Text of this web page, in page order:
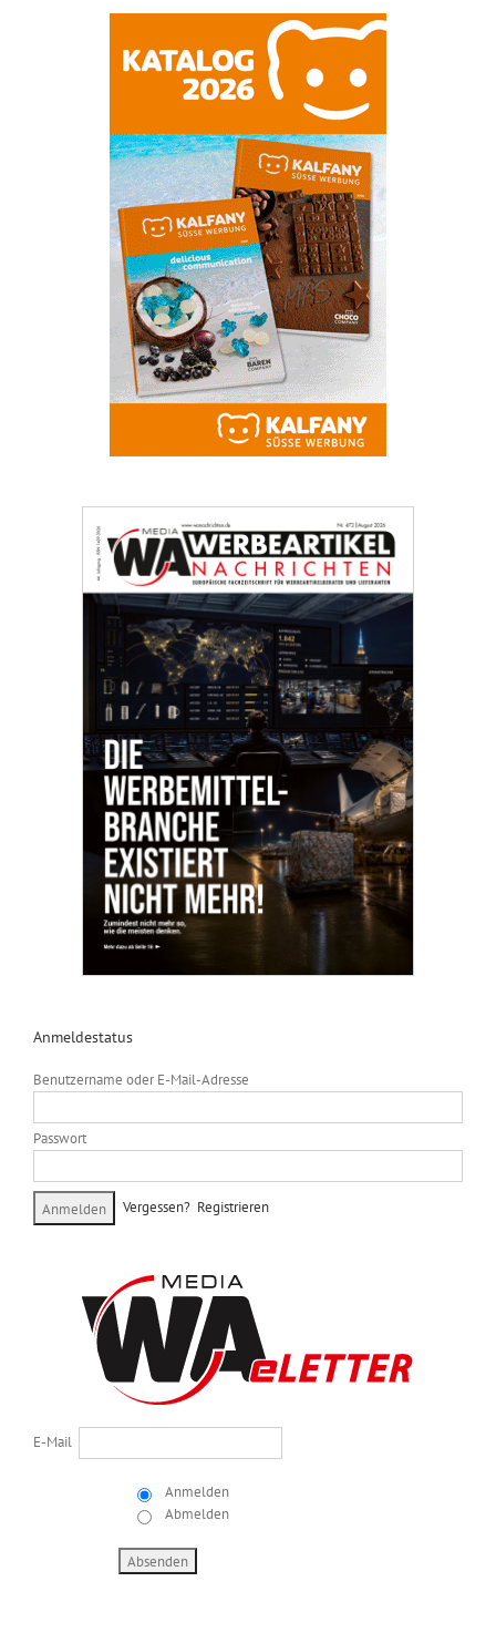
Anmeldestatus
Benutzername oder E-Mail-Adresse
Passwort
Vergessen? Registrieren
E-Mail
Anmelden
Abmelden